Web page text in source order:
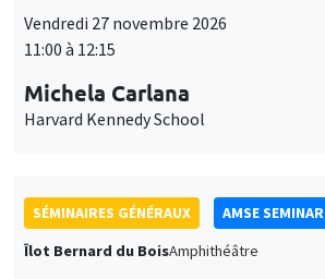
Vendredi 27 novembre 2026
11:00 à 12:15
Michela Carlana
Harvard Kennedy School
SÉMINAIRES GÉNÉRAUX
AMSE SEMINAR
Îlot Bernard du Bois
Amphithéâtre